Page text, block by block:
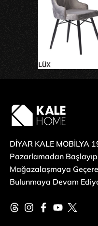
DİYAR KALE MOBİLYA
Pazarlamadan Başlayıp
Mağazalaşmaya
Bulunmaya Devam